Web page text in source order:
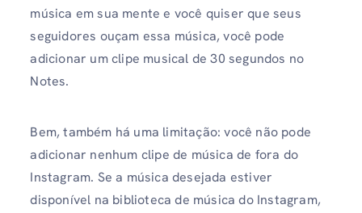
música em sua mente e você quiser que seus
seguidores ouçam essa música, você pode
adicionar um clipe musical de 30 segundos no
Notes.
Bem, também há uma limitação: você não pode
adicionar nenhum clipe de música de fora do
Instagram. Se a música desejada estiver
disponível na biblioteca de música do Instagram,